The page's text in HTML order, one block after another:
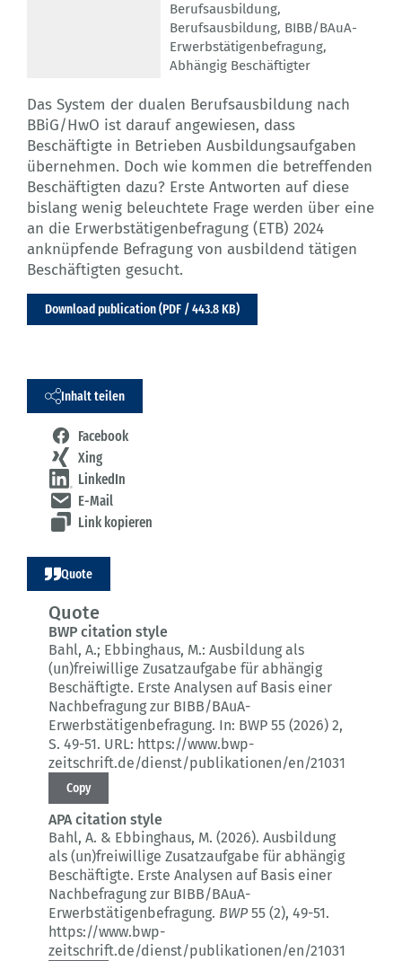
Berufsausbildung,
Berufsausbildung, BIBB/BAuA-
Erwerbstätigenbefragung,
Abhängig Beschäftigter
Das System der dualen Berufsausbildung nach
BBiG/HwO ist darauf angewiesen, dass
Beschäftigte in Betrieben Ausbildungsaufgaben
übernehmen. Doch wie kommen die betreffenden
Beschäftigten dazu? Erste Antworten auf diese
bislang wenig beleuchtete Frage werden über eine
an die Erwerbstätigenbefragung (ETB) 2024
anknüpfende Befragung von ausbildend tätigen
Beschäftigten gesucht.
Download publication (PDF / 443.8 KB)
Inhalt teilen
Facebook
Xing
LinkedIn
E-Mail
Link kopieren
Quote
Quote
BWP citation style
Bahl, A.; Ebbinghaus, M.: Ausbildung als
(un)freiwillige Zusatzaufgabe für abhängig
Beschäftigte. Erste Analysen auf Basis einer
Nachbefragung zur BIBB/BAuA-
Erwerbstätigenbefragung. In: BWP 55 (2026) 2,
S. 49-51. URL: https://www.bwp-
zeitschrift.de/dienst/publikationen/en/21031
Copy
APA citation style
Bahl, A. & Ebbinghaus, M. (2026). Ausbildung
als (un)freiwillige Zusatzaufgabe für abhängig
Beschäftigte. Erste Analysen auf Basis einer
Nachbefragung zur BIBB/BAuA-
Erwerbstätigenbefragung. BWP55 (2), 49-51.
https://www.bwp-
zeitschrift.de/dienst/publikationen/en/21031